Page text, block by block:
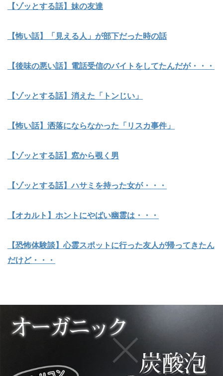
【ゾッとする話】妹の友達
【怖い話】「見える人」が部下だった時の話
【後味の悪い話】電話受信のバイトをしてたんだが・・・
【ゾッとする話】消えた「トンじい」
【怖い話】洒落にならなかった「リスカ事件」
【ゾッとする話】窓から覗く男
【ゾッとする話】ハサミを持った女が・・・
【オカルト】ホントにやばい幽霊は・・・
【恐怖体験談】心霊スポットに行った友人が帰ってきたん
だけど・・・